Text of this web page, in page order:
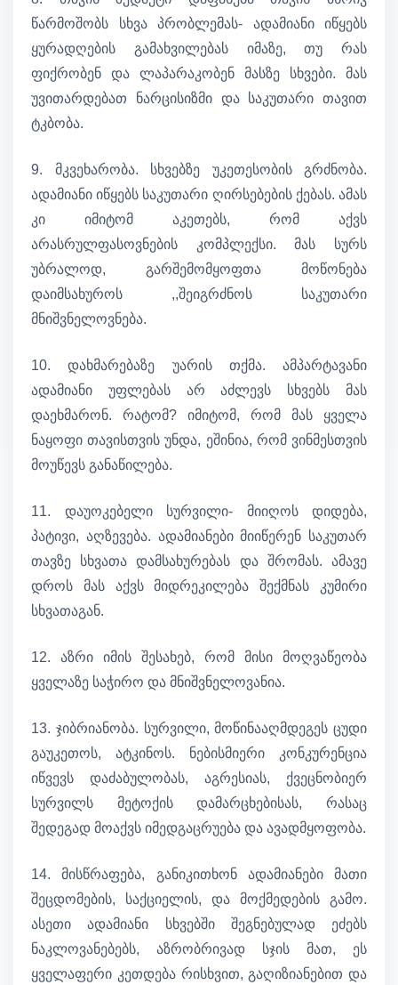
წარმოშობს სხვა პრობლემას- ადამიანი იწყებს
ყურადღების გამახვილებას იმაზე, თუ რას
ფიქრობენ და ლაპარაკობენ მასზე სხვები. მას
უვითარდებათ ნარცისიზმი და საკუთარი თავით
ტკბობა.
9. მკვეხარობა. სხვებზე უკეთესობის გრძნობა.
ადამიანი იწყებს საკუთარი ღირსებების ქებას. ამას
კი იმიტომ აკეთებს, რომ აქვს
არასრულფასოვნების კომპლექსი. მას სურს
უბრალოდ, გარშემომყოფთა მოწონება
დაიმსახუროს ,,შეიგრძნოს საკუთარი
მნიშვნელოვნება.
10. დახმარებაზე უარის თქმა. ამპარტავანი
ადამიანი უფლებას არ აძლევს სხვებს მას
დაეხმარონ. რატომ? იმიტომ, რომ მას ყველა
ნაყოფი თავისთვის უნდა, ეშინია, რომ ვინმესთვის
მოუწევს განაწილება.
11. დაუოკებელი სურვილი- მიიღოს დიდება,
პატივი, აღზევება. ადამიანები მიიწერენ საკუთარ
თავზე სხვათა დამსახურებას და შრომას. ამავე
დროს მას აქვს მიდრეკილება შექმნას კუმირი
სხვათაგან.
12. აზრი იმის შესახებ, რომ მისი მოღვაწეობა
ყველაზე საჭირო და მნიშვნელოვანია.
13. ჯიბრიანობა. სურვილი, მოწინააღმდეგეს ცუდი
გაუკეთოს, ატკინოს. ნებისმიერი კონკურენცია
იწვევს დაძაბულობას, აგრესიას, ქვეცნობიერ
სურვილს მეტოქის დამარცხებისას, რასაც
შედეგად მოაქვს იმედგაცრუება და ავადმყოფობა.
14. მისწრაფება, განიკითხონ ადამიანები მათი
შეცდომების, საქციელის, და მოქმედების გამო.
ასეთი ადამიანი სხვებში შეგნებულად ეძებს
ნაკლოვანებებს, აზრობრივად სჯის მათ, ეს
ყველაფერი კეთდება რისხვით, გაღიზიანებით და